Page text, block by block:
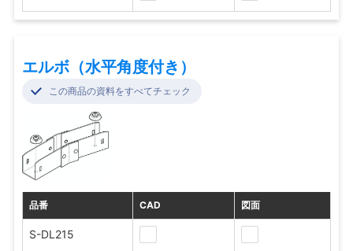
エルボ（水平角度付き）
この商品の資料をすべてチェック
品番 CAD 図面
S-DL215